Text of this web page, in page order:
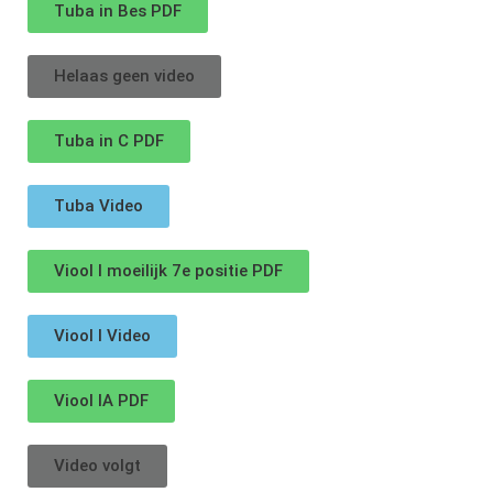
Tuba in Bes PDF
Helaas geen video
Tuba in C PDF
Tuba Video
Viool I moeilijk 7e positie PDF
Viool I Video
Viool IA PDF
Video volgt